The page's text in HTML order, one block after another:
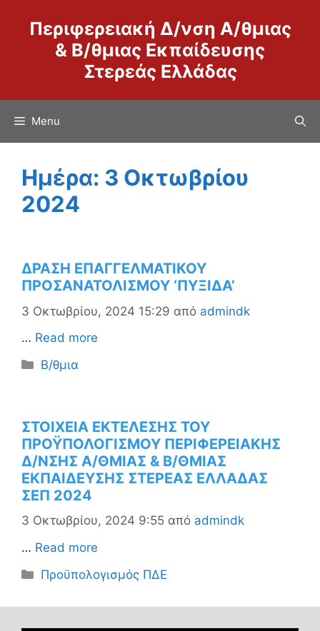
περιεχόμενο
Περιφερειακή Δ/νση Α/θμιας
& Β/θμιας Εκπαίδευσης
Στερεάς Ελλάδας
Menu
Ημέρα: 3 Οκτωβρίου
2024
ΔΡΑΣΗ ΕΠΑΓΓΕΛΜΑΤΙΚΟΥ
ΠΡΟΣΑΝΑΤΟΛΙΣΜΟΥ ‘ΠΥΞΙΔΑ’
3 Οκτωβρίου, 2024 15:29 από admindk
… Read more
Κατηγορίες
Β/θμια
ΣΤΟΙΧΕΙΑ ΕΚΤΕΛΕΣΗΣ ΤΟΥ
ΠΡΟΫΠΟΛΟΓΙΣΜΟΥ ΠΕΡΙΦΕΡΕΙΑΚΗΣ
Δ/ΝΣΗΣ Α/ΘΜΙΑΣ & Β/ΘΜΙΑΣ
ΕΚΠΑΙΔΕΥΣΗΣ ΣΤΕΡΕΑΣ ΕΛΛΑΔΑΣ
ΣΕΠ 2024
3 Οκτωβρίου, 2024 9:55 από admindk
… Read more
Κατηγορίες
Προϋπολογισμός ΠΔΕ